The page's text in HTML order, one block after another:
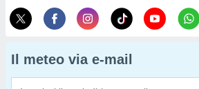
Il meteo via e-mail